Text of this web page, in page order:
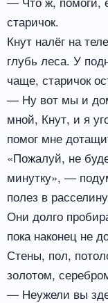
старичок.
Кнут налёг на
глубь леса. У
чаще, старичок
— Ну вот мы и
мной, Кнут, и я
помог мне
«Пожалуй, не
минутку», —
полез в
Они долго
пока наконец не
Стены, пол,
золотом,
— Неужели вы